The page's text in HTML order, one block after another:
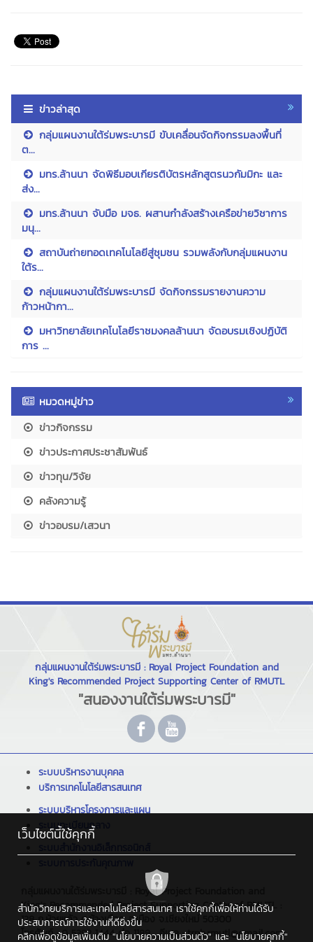
ข่าวล่าสุด
กลุ่มแผนงานใต้ร่มพระบารมี ขับเคลื่อนจัดกิจกรรมลงพื้นที่
ต...
มทร.ล้านนา จัดพิธีมอบเกียรติบัตรหลักสูตรนวกัมมิกะ และ
ส่ง...
มทร.ล้านนา จับมือ มจธ. ผสานกำลังสร้างเครือข่ายวิชาการ
มนุ...
สถาบันถ่ายทอดเทคโนโลยีสู่ชุมชน รวมพลังกับกลุ่มแผนงาน
ใต้ร...
กลุ่มแผนงานใต้ร่มพระบารมี จัดกิจกรรมรายงานความ
ก้าวหน้ากา...
มหาวิทยาลัยเทคโนโลยีราชมงคลล้านนา จัดอบรมเชิงปฏิบัติ
การ ...
หมวดหมู่ข่าว
ข่าวกิจกรรม
ข่าวประกาศประชาสัมพันธ์
ข่าวทุน/วิจัย
คลังความรู้
ข่าวอบรม/เสวนา
กลุ่มแผนงานใต้ร่มพระบารมี : Royal Project Foundation and
King's Recommended Project Supporting Center of RMUTL
"สนองงานใต้ร่มพระบารมี"
ระบบบริหารงานบุคคล
บริการเทคโนโลยีสารสนเทศ
ระบบบริหารโครงการและแผน
ระบบทะเบียนกลาง
กลุ่มแผนงานใต้ร่มพระบารมี : Royal Project Foundation and
King's Recommended Project Supporting Center of RMUTL :
128 ถ.ห้วยแก้ว ต.ช้างเผือก อ.เมือง จ.เชียงใหม่ 50300
โทรศัพท์ : 0 5392 1444 ต่อ 1189 , อีเมล : trpb.rmutl@gmail.com
เว็บไซต์นี้ใช้คุกกี้
สำนักวิทยบริการและเทคโนโลยีสารสนเทศ เราใช้คุกกี้เพื่อให้ท่านได้รับ
ประสบการณ์การใช้งานที่ดียิ่งขึ้น
คลิกเพื่อดูข้อมูลเพิ่มเติม "นโยบายความเป็นส่วนตัว" และ "นโยบายคุกกี้"